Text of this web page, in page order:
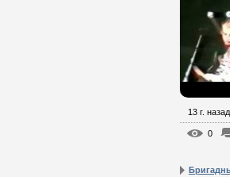
13 г. назад
0